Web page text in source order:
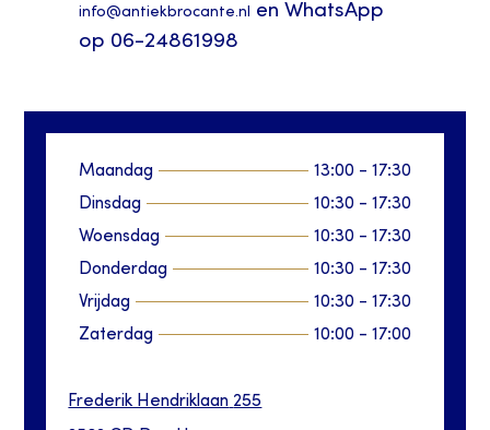
info@antiekbrocante.nl
en WhatsApp
op 06-24861998
Maandag 13:00 - 17:30
Dinsdag
10:30 - 17:30
Woensdag
10:30 - 17:30
Donderdag
10:30 - 17:30
Vrijdag
10:30 - 17:30
Zaterdag
10:00 - 17:00
Frederik Hendriklaan 255